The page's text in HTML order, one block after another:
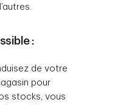
:
de votre
pour
stocks, vous